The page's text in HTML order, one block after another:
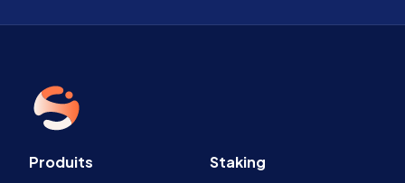
Produits Staking